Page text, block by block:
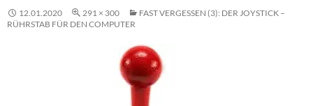
12.01.2020 291 × 300
FAST VERGESSEN (3): DER JOYSTICK –
RÜHRSTAB FÜR DEN COMPUTER